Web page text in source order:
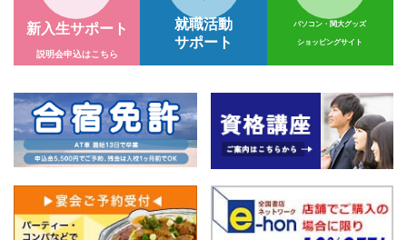
新入生サポート
説明会申込はこちら
就職活動
サポート
パソコン・関大グッズ
ショッピングサイト